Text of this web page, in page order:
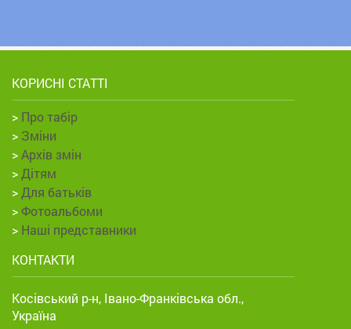
КОРИСНІ СТАТТІ
> Про табір
> Зміни
>Архів змін
> Дітям
> Для батьків
>Фотоальбоми
> Наші представники
КОНТАКТИ
Косівський р-н, Івано-Франківська обл.,
Україна